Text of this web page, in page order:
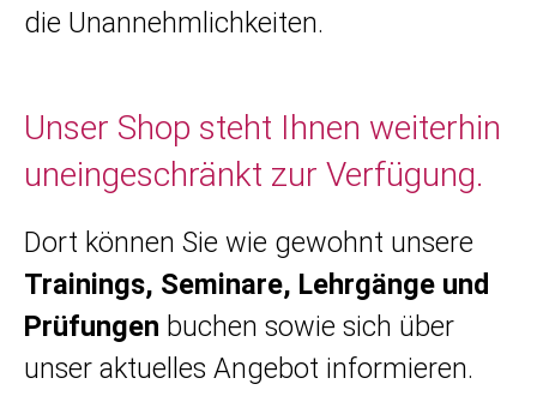
die Unannehmlichkeiten.
Unser Shop steht Ihnen weiterhin
uneingeschränkt zur Verfügung.
Dort können Sie wie gewohnt unsere
Trainings, Seminare, Lehrgänge und
Prüfungen buchen sowie sich über
unser aktuelles Angebot informieren.